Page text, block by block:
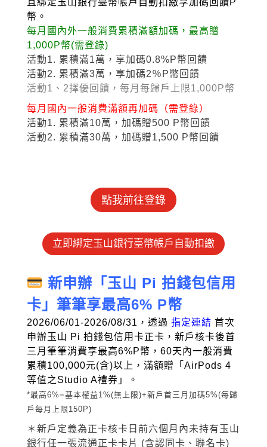
且綁定玉山銀行臺幣帳戶自動扣繳享加碼回饋P
幣。
每月國內外一般消費累積滿額加碼，最高贈
1,000P幣(需登錄)
活動1. 累積滿1萬，享加碼0.8%P幣回饋
活動2. 累積滿3萬，享加碼2％P幣回饋
活動1、2擇優回饋，每月每歸戶上限1,000P幣
每月國內一般消費滿額再加碼（需登錄）
活動1. 累積滿10萬，加碼贈500 P幣回饋
活動2. 累積滿30萬，加碼贈1,500 P幣回饋
點我前往登錄
立即綁定玉山銀行臺幣帳戶自動扣繳
新申辦「玉山 Pi 拍錢包信用
卡」筆筆享最高6% P幣
2026/06/01-2026/08/31，透過 指定連結 首次
申辦玉山 Pi 拍錢包信用卡正卡，新戶核卡後首
三月筆筆消費享最高6%P幣，60天內一般消費
累積100,000元(含)以上，滿額贈「AirPods 4
等值之Studio A禮券」。
*最高6%=基本權益1%(無上限)+新戶首三月加碼5%(每歸
戶每月上限150P)
＊新戶定義為正卡核卡日前六個月內未持有玉山
銀行任一張流通正卡卡片 (含認同卡、聯名卡)